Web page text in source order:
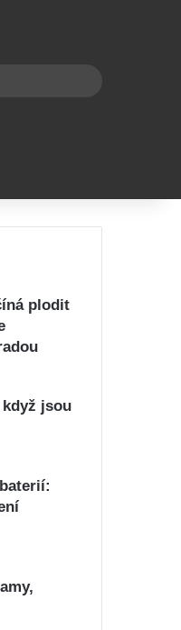
plodit
jsou